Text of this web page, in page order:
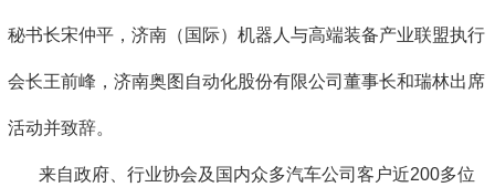
秘书长宋仲平，济南（国际）机器人与高端装备产业联盟执行
会长王前峰，济南奥图自动化股份有限公司董事长和瑞林出席
活动并致辞。
来自政府、行业协会及国内众多汽车公司客户近200多位